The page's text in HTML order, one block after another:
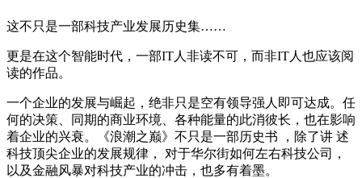
这不只是一部科技产业发展历史集……
更是在这个智能时代，一部IT人非读不可，而非IT人也应该阅
读的作品。
一个企业的发展与崛起，绝非只是空有领导强人即可达成。任
何的决策、同期的商业环境、各种能量的此消彼长，也在影响
着企业的兴衰。《浪潮之巅》不只是一部历史书 ，除了讲 述
科技顶尖企业的发展规律， 对于华尔街如何左右科技公司，
以及金融风暴对科技产业的冲击，也多有着墨。